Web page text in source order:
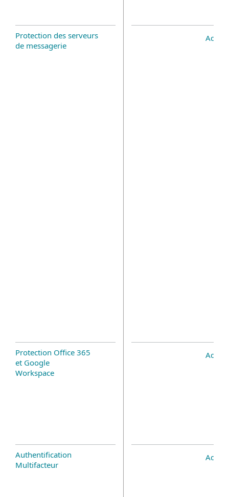
Protection des serveurs
de messagerie
Add-
Protection Office 365
et Google
Workspace
Add-
Authentification
Multifacteur
Add-